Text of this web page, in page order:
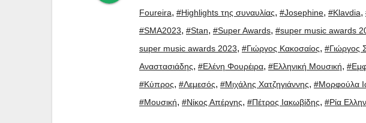
Foureira, #Highlights της συναυλίας, #Josephine, #Klavdia,
#SMA2023, #Stan, #Super Awards, #super music awards
super music awards 2023, #Γιώργος Κακοσαίος, #Γιώργος
Αναστασιάδης, #Ελένη Φουρέιρα, #Ελληνική Μουσική,
#Κύπρος, #Λεμεσός, #Μιχάλης Χατζηγιάννης, #Μορφούλα
#Μουσική, #Νίκος Απέργης, #Πέτρος Ιακωβίδης, #Ρία